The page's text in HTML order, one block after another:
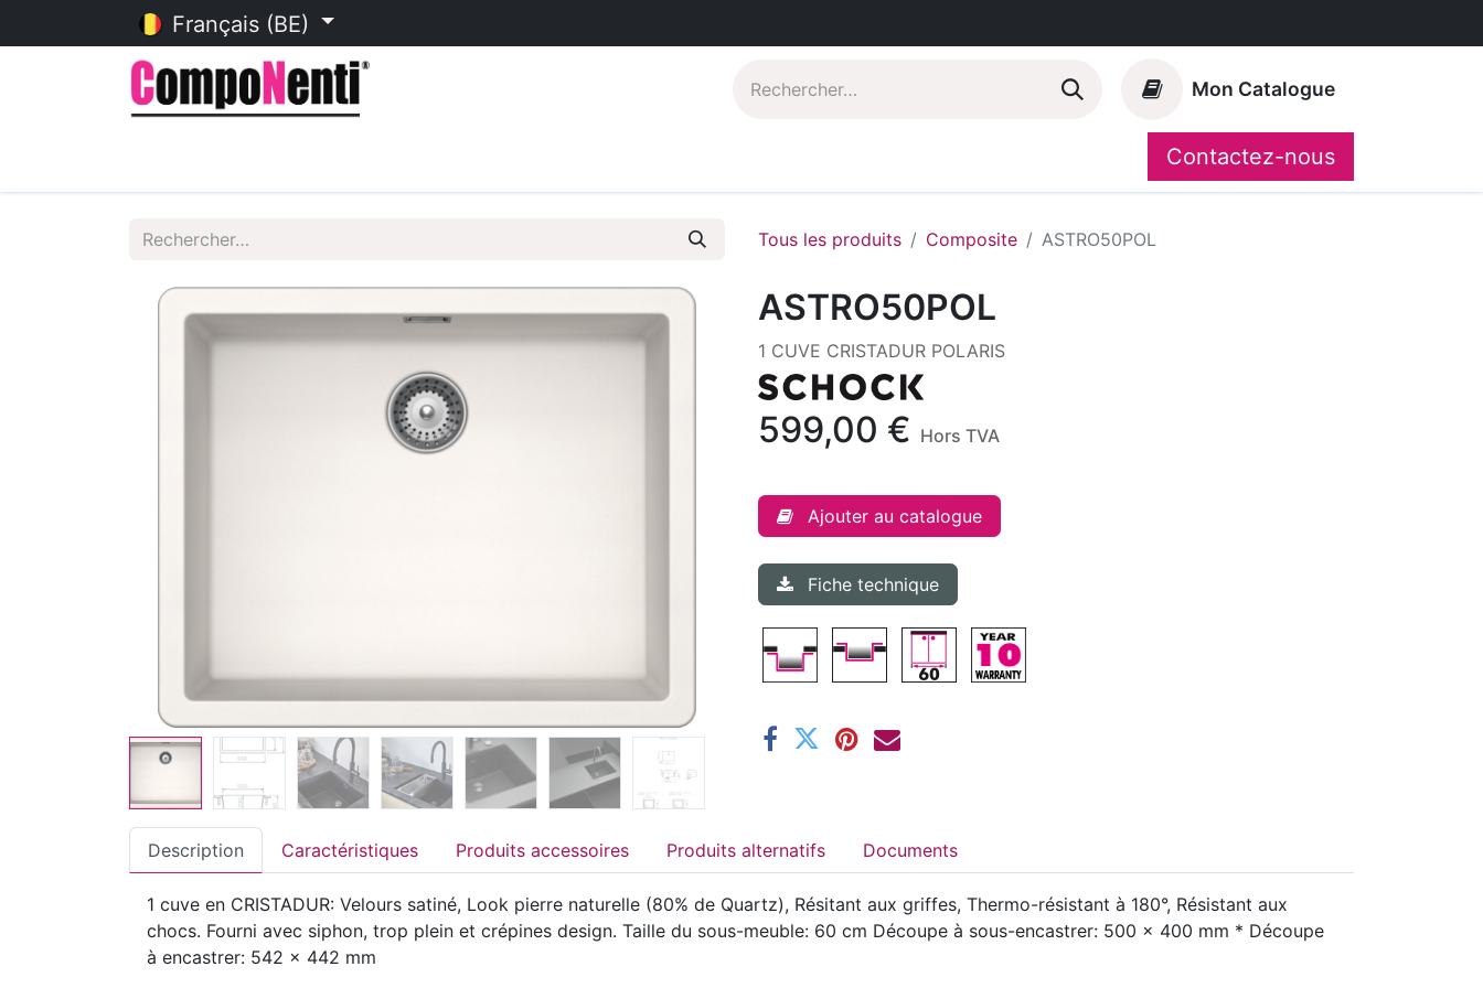
Français (BE)
Mon Catalogue
CompoShop
Contactez-nous
Tous les produits Composite ASTRO50POL
ASTRO50POL
1 CUVE CRISTADUR POLARIS
599,00 € Hors TVA
Ajouter au catalogue
Fiche technique
Description Caractéristiques Produits accessoires Produits alternatifs Documents
1 cuve en CRISTADUR: Velours satiné, Look pierre naturelle (80% de Quartz), Résitant aux griffes, Thermo-résistant à 180°, Résistant aux
chocs. Fourni avec siphon, trop plein et crépines design. Taille du sous-meuble: 60 cm Découpe à sous-encastrer: 500 x 400 mm * Découpe
à encastrer: 542 x 442 mm